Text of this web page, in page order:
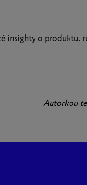
insighty o produktu,
Autorkou